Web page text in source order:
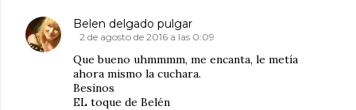
Belen delgado pulgar
2 de agosto de 2016 a las 0:09
Que bueno uhmmmm, me encanta, le metía
ahora mismo la cuchara.
Besinos
EL toque de Belén